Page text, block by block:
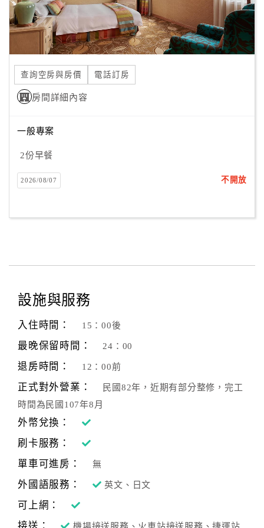
查詢空房與房價 電話訂房
房間詳細內容
一般專案
2份早餐
2026/08/07 不開放
設施與服務
入住時間： 15：00後
最晚保留時間： 24：00
退房時間： 12：00前
正式對外營業：
民國82年，近期有部分整修，完工
時間為民國107年8月
外幣兌換：
刷卡服務：
單車可進房：
無
外國語服務： 英文、日文
可上網：